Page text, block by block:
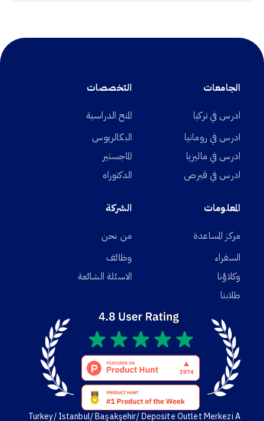
الجامعات
ادرس في تركيا
ادرس في رومانيا
ادرس في ماليزيا
ادرس في قبرص
التخصصات
المنح الدراسية
البكالريوس
الماجستير
الدكتوراه
المعلومات
مركز المساعدة
السفراء
وكلاؤنا
طلابنا
الشركة
من نحن
وظائف
الاسئلة الشائعة
Turkey/ Istanbul/ Başakşehir/ Deposite Outlet Merkezi A